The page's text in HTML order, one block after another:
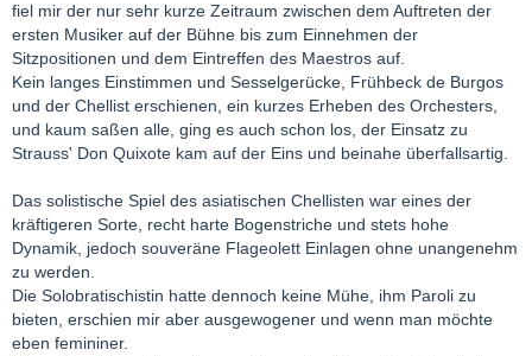
fiel mir der nur sehr kurze Zeitraum zwischen dem Auftreten der
ersten Musiker auf der Bühne bis zum Einnehmen der
Sitzpositionen und dem Eintreffen des Maestros auf.
Kein langes Einstimmen und Sesselgerücke, Frühbeck de Burgos
und der Chellist erschienen, ein kurzes Erheben des Orchesters,
und kaum saßen alle, ging es auch schon los, der Einsatz zu
Strauss' Don Quixote kam auf der Eins und beinahe überfallsartig.
Das solistische Spiel des asiatischen Chellisten war eines der
kräftigeren Sorte, recht harte Bogenstriche und stets hohe
Dynamik, jedoch souveräne Flageolett Einlagen ohne unangenehm
zu werden.
Die Solobratischistin hatte dennoch keine Mühe, ihm Paroli zu
bieten, erschien mir aber ausgewogener und wenn man möchte
eben femininer.